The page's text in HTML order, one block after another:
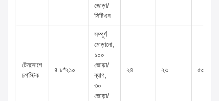
জোড়া/
সিটিএন
টেনসোগে
চপস্টিক
৪.৮*২১০
সম্পূর্ণ
মোড়ানো,
১০০
জোড়া/
ব্যাগ,
৩০
জোড়া/
২৪ ২৩